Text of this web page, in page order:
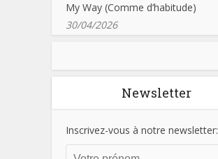
My Way (Comme d’habitude)
30/04/2026
Newsletter
Inscrivez-vous à notre newsletter: